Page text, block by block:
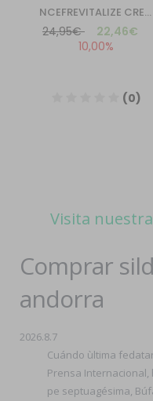
Visita
Comprar
andorra
2026.8.7
Cuándo ùltima
Prensa
pe septuagésima,